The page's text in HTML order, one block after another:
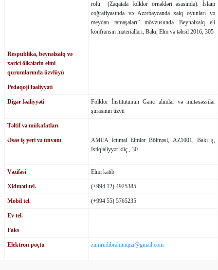
rolu (Zaqatala folklor örnəkləri əsasında). İslam
coğrafiyasında və Azərbaycanda xalq oyunları və
meydan tamaşaları” mövzusunda Beynəlxalq eli
konfransın materialları, Bakı, Elm və təhsil 2016, 305
Respublika, beynəlxalq və
xarici ölkələrin elmi
qurumlarında üzvlüyü
Pedaqoji fəaliyyəti
Digər fəaliyyəti
Folklor İnstitutunun Gənc alimlər və mütəxəssilər
şurasının üzvü
Təltif və mükafatları
Əsas iş yeri və ünvanı
AMEA İctimai Elmlər Bölməsi, AZ1001, Bakı ş,
İstiqlaliyyət küç., 30
Vəzifəsi Elmi katib
Xidməti tel. (+994 12) 4925385
Mobil tel. (+994 55) 5765235
Ev tel.
Faks
Elektron poçtu zumrudibrahimqızi@gmail.com